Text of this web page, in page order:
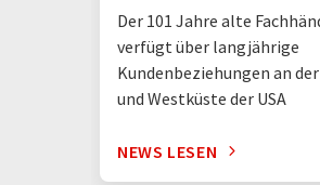
Der 101 Jahre alte
verfügt über langjährige
Kundenbeziehungen an
und Westküste der USA
NEWS LESEN